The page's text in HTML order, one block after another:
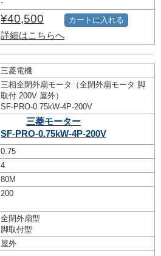
-
¥40,500
詳細はこちらへ
カートに入れる
三菱電機
三相全閉外扇モータ（全閉外扇モータ 脚
取付 200V 屋外）
SF-PRO-0.75kW-4P-200V
三菱モーター
SF-PRO-0.75kW-4P-200V
0.75
4
80M
200
全閉外扇型
脚取付型
屋外